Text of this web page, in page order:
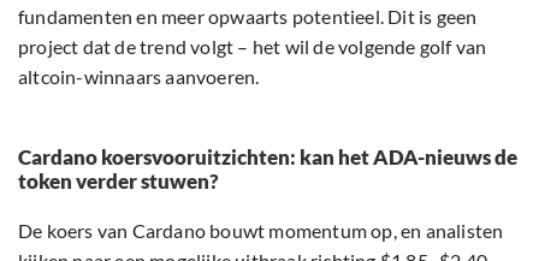
fundamenten en meer opwaarts potentieel. Dit is geen
project dat de trend volgt – het wil de volgende golf van
altcoin-winnaars aanvoeren.
Cardano koersvooruitzichten: kan het ADA-nieuws de
token verder stuwen?
De koers van Cardano bouwt momentum op, en analisten